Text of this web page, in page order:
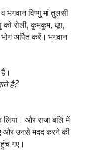
विष्णु मां तुलसी
को रोली, कुमकुम, धूप,
अर्पित करें। भगवान
हैं?
और राजा बलि में
और उनसे मदद करने की
गए।